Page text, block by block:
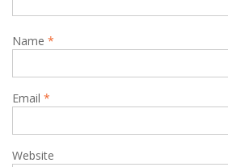
Name *
Email *
Website